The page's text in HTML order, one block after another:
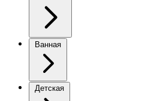
Ванная
Детская